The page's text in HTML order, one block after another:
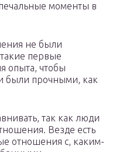
моменты в
не были
первые
опыта, чтобы
были прочными, как
так как люди
Везде есть
отношения с, каким-